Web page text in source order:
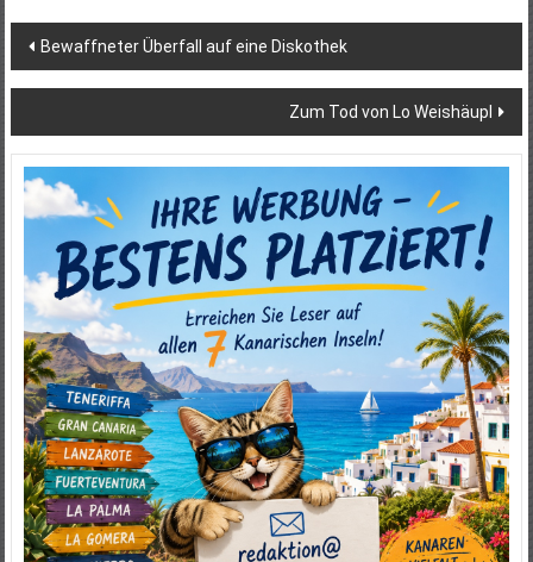
Beitragsnavigation
Bewaffneter Überfall auf eine Diskothek
Zum Tod von Lo Weishäupl